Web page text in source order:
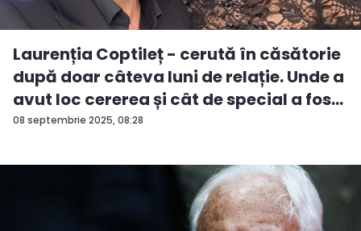
08 septembrie 2025, 08:28
Laurenția Coptileț - cerută în căsătorie
după doar câteva luni de relație. Unde a
avut loc cererea și cât de special a fos...